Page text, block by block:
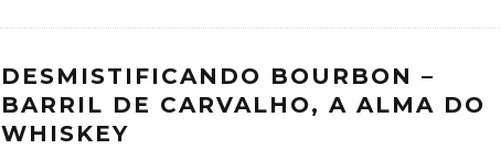
DESMISTIFICANDO BOURBON –
BARRIL DE CARVALHO, A ALMA DO
WHISKEY